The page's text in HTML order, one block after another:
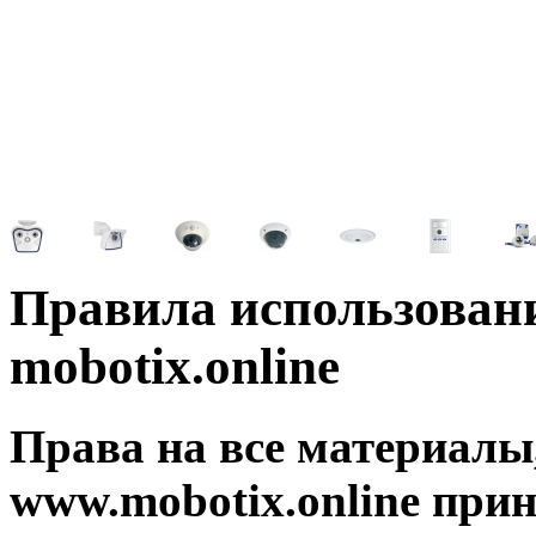
Правила
mobotix.online
Права на все
www.mobotix.online